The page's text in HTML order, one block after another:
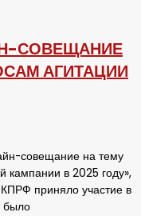
СОВЕЩАНИЕ
АГИТАЦИИ
совещание на тему
кампании в 2025 году»,
приняло участие в
было